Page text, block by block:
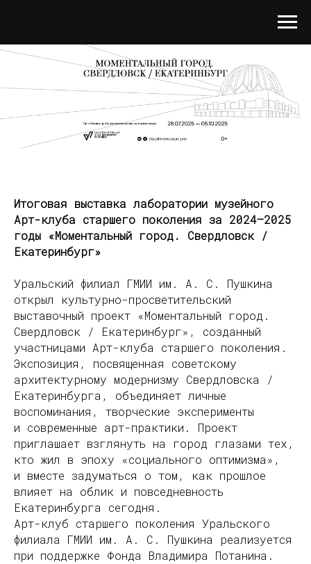
Итоговая выставка лаборатории музейного
Арт-клуба старшего поколения за 2024—2025
годы «Моментальный город. Свердловск /
Екатеринбург»
Уральский филиал ГМИИ им. А. С. Пушкина
открыл культурно-просветительский
выставочный проект «Моментальный город.
Свердловск / Екатеринбург», созданный
участницами Арт-клуба старшего поколения.
Экспозиция, посвященная советскому
архитектурному модернизму Свердловска /
Екатеринбурга, объединяет личные
воспоминания, творческие эксперименты
и современные арт-практики. Проект
приглашает взглянуть на город глазами тех,
кто жил в эпоху «социального оптимизма»,
и вместе задуматься о том, как прошлое
влияет на облик и повседневность
Екатеринбурга сегодня.
Арт-клуб старшего поколения Уральского
филиала ГМИИ им. А. С. Пушкина реализуется
при поддержке Фонда Владимира Потанина.